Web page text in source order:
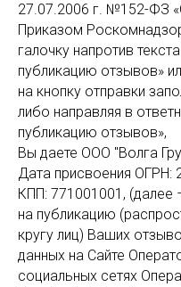
27.07.2006 г. №152-ФЗ
Приказом
галочку напротив
публикацию отзывов»
на кнопку отправки
либо направляя в
публикацию отзывов»,
Вы даете ООО "Волга
Дата присвоения ОГРН:
КПП: 771001001, (далее
на публикацию
кругу лиц) Ваших
данных на Сайте
социальных сетях